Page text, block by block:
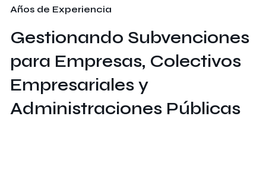
Años de Experiencia
Gestionando Subvenciones
para Empresas, Colectivos
Empresariales y
Administraciones Públicas